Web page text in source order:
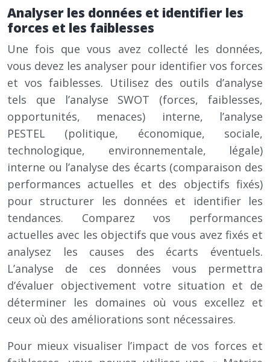
Analyser les données et identifier les
forces et les faiblesses
Une fois que vous avez collecté les données,
vous devez les analyser pour identifier vos forces
et vos faiblesses. Utilisez des outils d’analyse
tels que l’analyse SWOT (forces, faiblesses,
opportunités, menaces) interne, l’analyse
PESTEL (politique, économique, sociale,
technologique, environnementale, légale)
interne ou l’analyse des écarts (comparaison des
performances actuelles et des objectifs fixés)
pour structurer les données et identifier les
tendances. Comparez vos performances
actuelles avec les objectifs que vous avez fixés et
analysez les causes des écarts éventuels.
L’analyse de ces données vous permettra
d’évaluer objectivement votre situation et de
déterminer les domaines où vous excellez et
ceux où des améliorations sont nécessaires.
Pour mieux visualiser l’impact de vos forces et